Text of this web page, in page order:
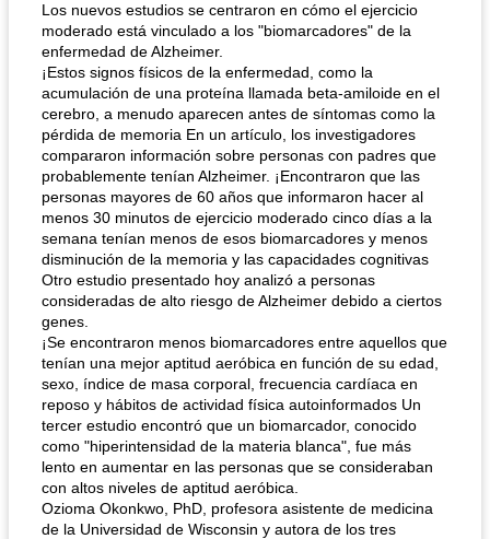
Los nuevos estudios se centraron en cómo el ejercicio
moderado está vinculado a los "biomarcadores" de la
enfermedad de Alzheimer.
¡Estos signos físicos de la enfermedad, como la
acumulación de una proteína llamada beta-amiloide en el
cerebro, a menudo aparecen antes de síntomas como la
pérdida de memoria En un artículo, los investigadores
compararon información sobre personas con padres que
probablemente tenían Alzheimer. ¡Encontraron que las
personas mayores de 60 años que informaron hacer al
menos 30 minutos de ejercicio moderado cinco días a la
semana tenían menos de esos biomarcadores y menos
disminución de la memoria y las capacidades cognitivas
Otro estudio presentado hoy analizó a personas
consideradas de alto riesgo de Alzheimer debido a ciertos
genes.
¡Se encontraron menos biomarcadores entre aquellos que
tenían una mejor aptitud aeróbica en función de su edad,
sexo, índice de masa corporal, frecuencia cardíaca en
reposo y hábitos de actividad física autoinformados Un
tercer estudio encontró que un biomarcador, conocido
como "hiperintensidad de la materia blanca", fue más
lento en aumentar en las personas que se consideraban
con altos niveles de aptitud aeróbica.
Ozioma Okonkwo, PhD, profesora asistente de medicina
de la Universidad de Wisconsin y autora de los tres